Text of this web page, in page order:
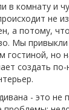
в комнату и
не
а потому,
Мы привыкли
гостиной, но
создать
- это не